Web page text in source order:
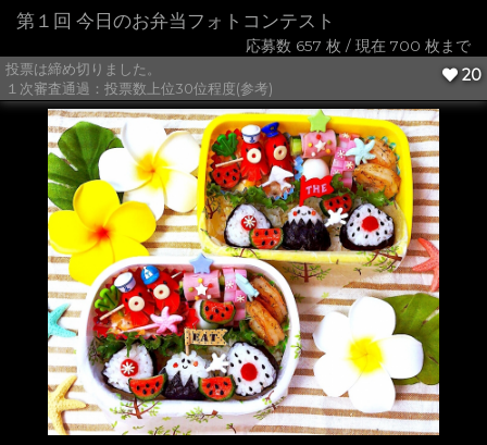
第１回 今日のお弁当フォトコンテスト
応募数 657 枚 / 現在 700 枚まで
投票は締め切りました。
１次審査通過：投票数上位30位程度(参考)
20